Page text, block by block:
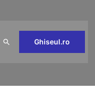
Ghiseul.ro